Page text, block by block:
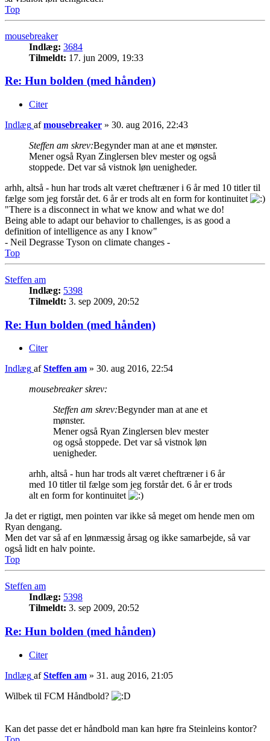
Top
mousebreaker
Indlæg: 3684
Tilmeldt: 17. jun 2009, 19:33
Re: Hun bolden (med hånden)
Citer
Indlæg afmousebreaker » 30. aug 2016, 22:43
Steffen am skrev:Begynder man at ane et mønster.
Mener også Ryan Zinglersen blev mester og også
stoppede. Det var så vistnok løn uenigheder.
arhh, altså - hun har trods alt været cheftræner i 6 år med 10 titler til
fælge som jeg forstår det. 6 år er trods alt en form for kontinuitet
"There is a disconnect in what we know and what we do!
Being able to adapt our behavior to challenges, is as good a
definition of intelligence as any I know"
- Neil Degrasse Tyson on climate changes -
Top
Steffen am
Indlæg: 5398
Tilmeldt: 3. sep 2009, 20:52
Re: Hun bolden (med hånden)
Citer
Indlæg afSteffen am » 30. aug 2016, 22:54
mousebreaker skrev:
Steffen am skrev:Begynder man at ane et
mønster.
Mener også Ryan Zinglersen blev mester
og også stoppede. Det var så vistnok løn
uenigheder.
arhh, altså - hun har trods alt været cheftræner i 6 år
med 10 titler til fælge som jeg forstår det. 6 år er trods
alt en form for kontinuitet
Ja det er rigtigt, men pointen var ikke så meget om hende men om
Ryan dengang.
Men det var så af en lønmæssig årsag og ikke samarbejde, så var
også lidt en halv pointe.
Top
Steffen am
Indlæg: 5398
Tilmeldt: 3. sep 2009, 20:52
Re: Hun bolden (med hånden)
Citer
Indlæg afSteffen am » 31. aug 2016, 21:05
Wilbek til FCM Håndbold?
Kan det passe det er håndbold man kan høre fra Steinleins kontor?